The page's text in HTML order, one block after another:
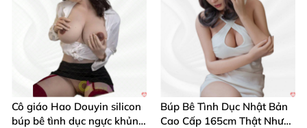
với da.
Khả năng tùy chỉnh cao, đáp ứng đúng mong
muốn cá nhân.
Bộ xương kim loại giúp búp bê linh hoạt, dễ dàng
tạo nhiều tư thế.
Cô giáo Hao Douyin silicon
búp bê tình dục ngực khủng
Búp Bê Tình Dục Nhật Bản
Cao Cấp 165cm Thật Như